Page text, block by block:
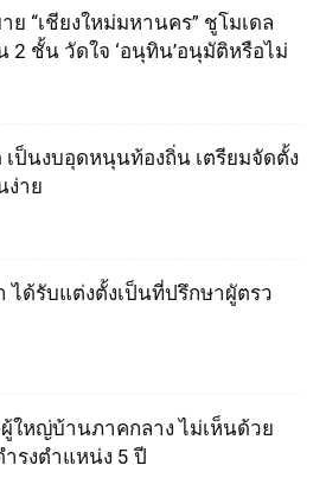
“เชียงใหม่มหานคร” ชูโมเดล
2 ชั้น วัดใจ ‘อนุทิน’อนุมัติหรือไม่
ป็นงบอุดหนุนท้องถิ่น เตรียมจัดตั้ง
ง่าย
ด้รับแต่งตั้งเป็นที่ปรึกษาผูัตรว
ใหญ่บ้านภาคกลาง ไม่เห็นด้วย
รงตำแหน่ง 5 ปี